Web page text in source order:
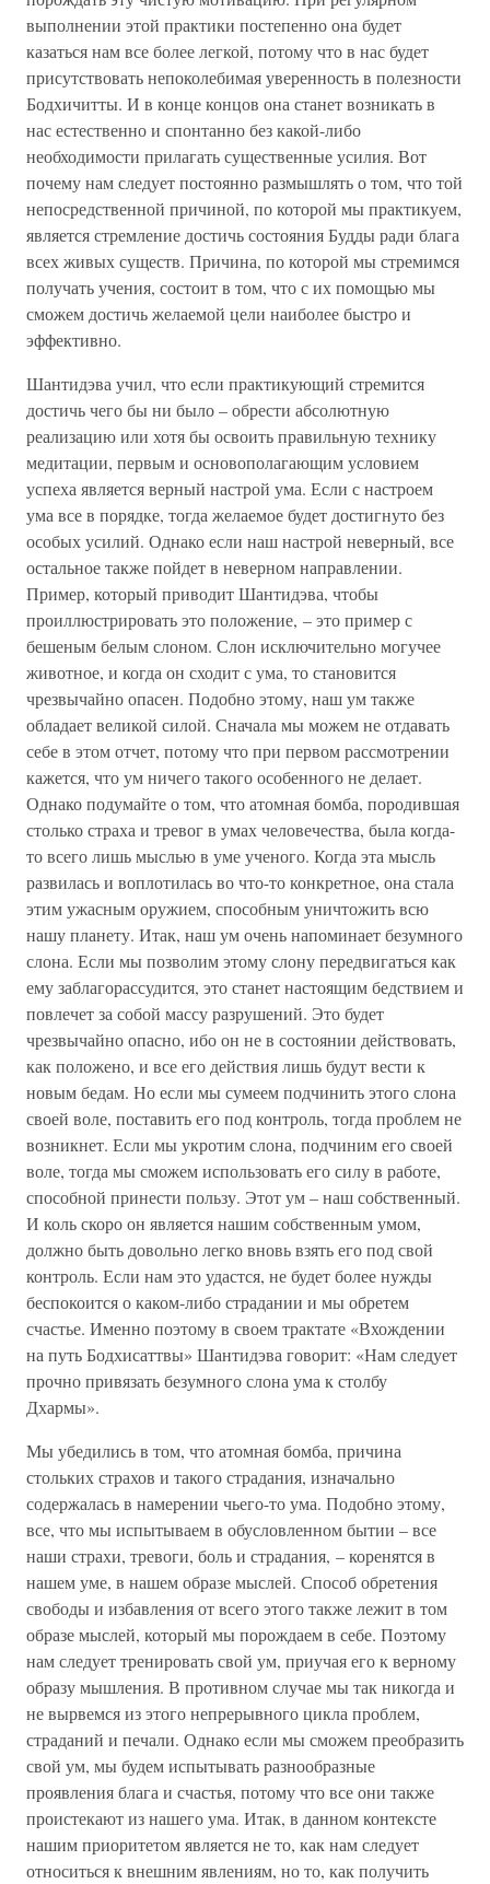
выполнении этой практики постепенно она будет
казаться нам все более легкой, потому что в нас будет
присутствовать непоколебимая уверенность в полезности
Бодхичитты. И в конце концов она станет возникать в
нас естественно и спонтанно без какой-либо
необходимости прилагать существенные усилия. Вот
почему нам следует постоянно размышлять о том, что той
непосредственной причиной, по которой мы практикуем,
является стремление достичь состояния Будды ради блага
всех живых существ. Причина, по которой мы стремимся
получать учения, состоит в том, что с их помощью мы
сможем достичь желаемой цели наиболее быстро и
эффективно.
Шантидэва учил, что если практикующий стремится
достичь чего бы ни было – обрести абсолютную
реализацию или хотя бы освоить правильную технику
медитации, первым и основополагающим условием
успеха является верный настрой ума. Если с настроем
ума все в порядке, тогда желаемое будет достигнуто без
особых усилий. Однако если наш настрой неверный, все
остальное также пойдет в неверном направлении.
Пример, который приводит Шантидэва, чтобы
проиллюстрировать это положение, – это пример с
бешеным белым слоном. Слон исключительно могучее
животное, и когда он сходит с ума, то становится
чрезвычайно опасен. Подобно этому, наш ум также
обладает великой силой. Сначала мы можем не отдавать
себе в этом отчет, потому что при первом рассмотрении
кажется, что ум ничего такого особенного не делает.
Однако подумайте о том, что атомная бомба, породившая
столько страха и тревог в умах человечества, была когда-
то всего лишь мыслью в уме ученого. Когда эта мысль
развилась и воплотилась во что-то конкретное, она стала
этим ужасным оружием, способным уничтожить всю
нашу планету. Итак, наш ум очень напоминает безумного
слона. Если мы позволим этому слону передвигаться как
ему заблагорассудится, это станет настоящим бедствием и
повлечет за собой массу разрушений. Это будет
чрезвычайно опасно, ибо он не в состоянии действовать,
как положено, и все его действия лишь будут вести к
новым бедам. Но если мы сумеем подчинить этого слона
своей воле, поставить его под контроль, тогда проблем не
возникнет. Если мы укротим слона, подчиним его своей
воле, тогда мы сможем использовать его силу в работе,
способной принести пользу. Этот ум – наш собственный.
И коль скоро он является нашим собственным умом,
должно быть довольно легко вновь взять его под свой
контроль. Если нам это удастся, не будет более нужды
беспокоится о каком-либо страдании и мы обретем
счастье. Именно поэтому в своем трактате «Вхождении
на путь Бодхисаттвы» Шантидэва говорит: «Нам следует
прочно привязать безумного слона ума к столбу
Дхармы».
Мы убедились в том, что атомная бомба, причина
стольких страхов и такого страдания, изначально
содержалась в намерении чьего-то ума. Подобно этому,
все, что мы испытываем в обусловленном бытии – все
наши страхи, тревоги, боль и страдания, – коренятся в
нашем уме, в нашем образе мыслей. Способ обретения
свободы и избавления от всего этого также лежит в том
образе мыслей, который мы порождаем в себе. Поэтому
нам следует тренировать свой ум, приучая его к верному
образу мышления. В противном случае мы так никогда и
не вырвемся из этого непрерывного цикла проблем,
страданий и печали. Однако если мы сможем преобразить
свой ум, мы будем испытывать разнообразные
проявления блага и счастья, потому что все они также
проистекают из нашего ума. Итак, в данном контексте
нашим приоритетом является не то, как нам следует
относиться к внешним явлениям, но то, как получить